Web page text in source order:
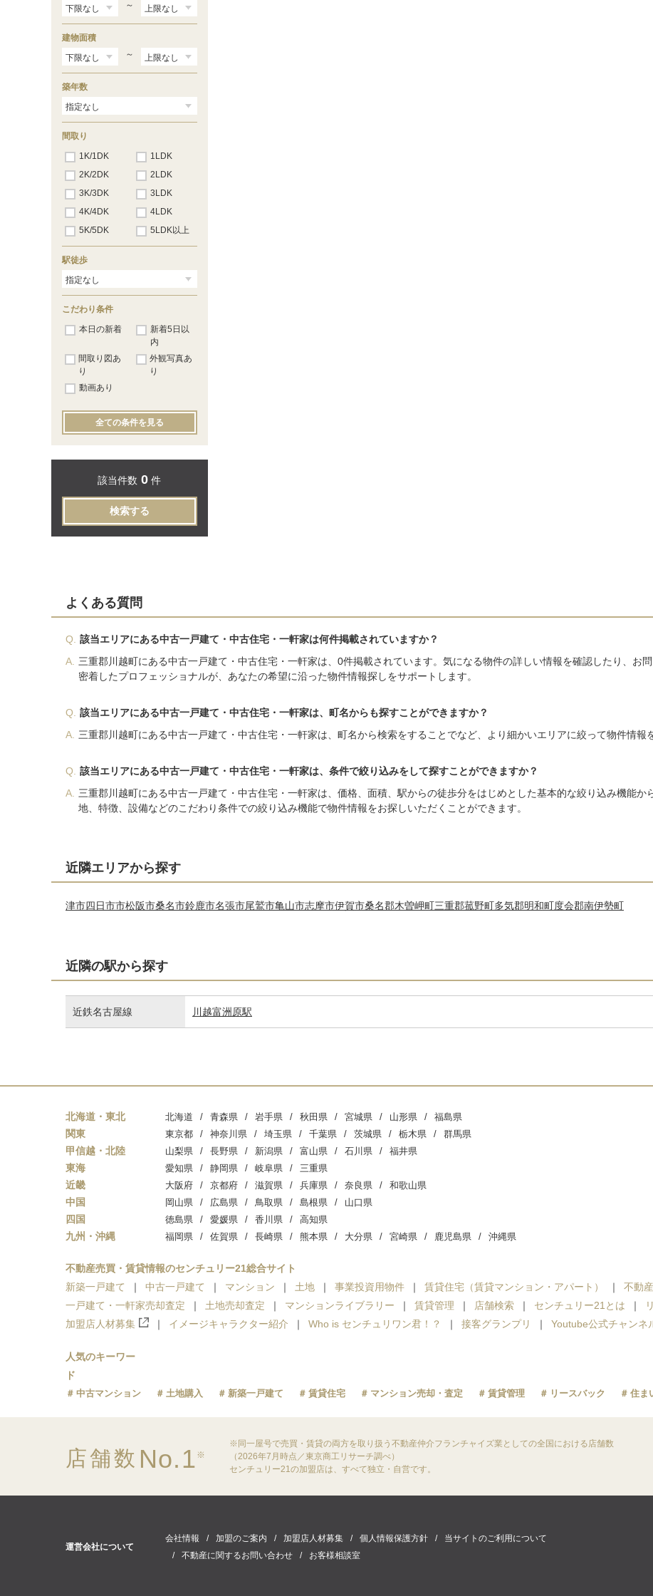
～
建物面積
～
築年数
間取り
1K/1DK
1LDK
2K/2DK
2LDK
3K/3DK
3LDK
4K/4DK
4LDK
5K/5DK
5LDK以上
駅徒歩
こだわり条件
本日の新着
新着5日以
内
間取り図あ
り
外観写真あ
り
動画あり
全ての条件を見る
該当件数 0 件
検索する
よくある質問
Q.
該当エリアにある中古一戸建て・中古住宅・一軒家は何件掲載されていますか？
A.
三重郡川越町にある中古一戸建て・中古住宅・一軒家は、0件掲載されています。気になる物件の詳しい情報を確認したり、お
密着したプロフェッショナルが、あなたの希望に沿った物件情報探しをサポートします。
Q.
該当エリアにある中古一戸建て・中古住宅・一軒家は、町名からも探すことができますか？
A.
三重郡川越町にある中古一戸建て・中古住宅・一軒家は、町名から検索をすることでなど、より細かいエリアに絞って物件情報
Q.
該当エリアにある中古一戸建て・中古住宅・一軒家は、条件で絞り込みをして探すことができますか？
A.
三重郡川越町にある中古一戸建て・中古住宅・一軒家は、価格、面積、駅からの徒歩分をはじめとした基本的な絞り込み機能
地、特徴、設備などのこだわり条件での絞り込み機能で物件情報をお探しいただくことができます。
近隣エリアから探す
津市四日市市松阪市桑名市鈴鹿市名張市尾鷲市亀山市志摩市伊賀市桑名郡木曽岬町三重郡菰野町多気郡明和町度会郡南伊勢町
近隣の駅から探す
近鉄名古屋線 川越富洲原駅
北海道・東北 北海道 青森県 岩手県 秋田県 宮城県 山形県 福島県
関東 東京都 神奈川県 埼玉県 千葉県 茨城県 栃木県 群馬県
甲信越・北陸 山梨県 長野県 新潟県 富山県 石川県 福井県
東海 愛知県 静岡県 岐阜県 三重県
近畿 大阪府 京都府 滋賀県 兵庫県 奈良県 和歌山県
中国 岡山県 広島県 鳥取県 島根県 山口県
四国 徳島県 愛媛県 香川県 高知県
九州・沖縄 福岡県 佐賀県 長崎県 熊本県 大分県 宮崎県 鹿児島県 沖縄県
不動産売買・賃貸情報のセンチュリー21総合サイト
新築一戸建て
中古一戸建て マンション 土地 事業投資用物件 賃貸住宅（賃貸マンション・アパート） 不動
一戸建て・一軒家売却査定
土地売却査定 マンションライブラリー 賃貸管理 店舗検索 センチュリー21とは
加盟店人材募集
イメージキャラクター紹介 Who is センチュリワン君！？ 接客グランプリ Youtube公式チャンネ
人気のキーワー
ド
中古マンション 土地購入 新築一戸建て 賃貸住宅 マンション売却・査定 賃貸管理 リースバック 住ま
店舗数 No.1 ※
※同一屋号で売買・賃貸の両方を取り扱う不動産仲介フランチャイズ業としての全国における店舗数
（2026年7月時点／東京商工リサーチ調べ）
センチュリー21の加盟店は、すべて独立・自営です。
運営会社について
会社情報 加盟のご案内 加盟店人材募集 個人情報保護方針
当サイトのご利用について
不動産に関するお問い合わせ
お客様相談室